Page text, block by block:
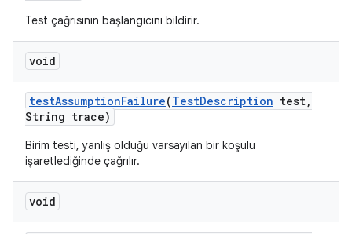
Test çağrısının başlangıcını bildirir.
void
testAssumptionFailure(TestDescription test,
String trace)
Birim testi, yanlış olduğu varsayılan bir koşulu
işaretlediğinde çağrılır.
void